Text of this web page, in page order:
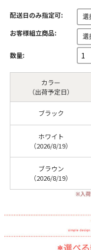
配送日のみ指定可:
お客様組立商品:
数量:
カラー
（出荷予定日）
ブラック
ホワイト
（2026/8/19）
ブラウン
（2026/8/19）